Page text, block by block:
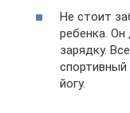
Не стоит
ребенка.
зарядку.
йогу.